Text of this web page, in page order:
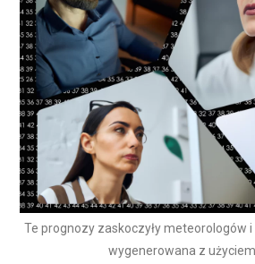
Te prognozy zaskoczyły meteorologów
wygenerowana z użyciem